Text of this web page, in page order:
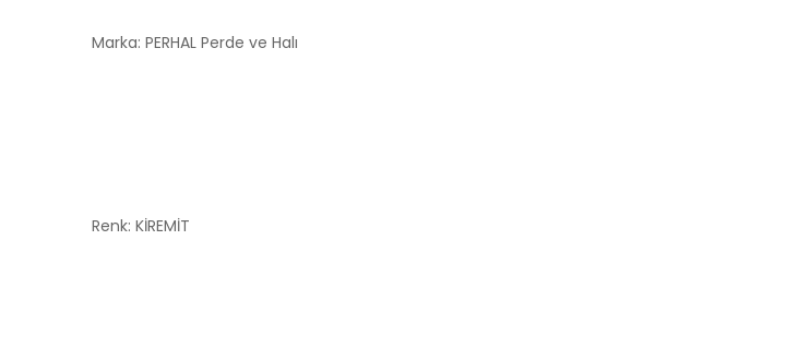
Marka: PERHAL Perde ve Halı
Renk: KİREMİT